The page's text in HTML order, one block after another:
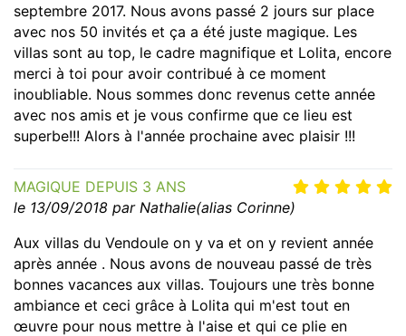
septembre 2017. Nous avons passé 2 jours sur place
avec nos 50 invités et ça a été juste magique. Les
villas sont au top, le cadre magnifique et Lolita, encore
merci à toi pour avoir contribué à ce moment
inoubliable. Nous sommes donc revenus cette année
avec nos amis et je vous confirme que ce lieu est
superbe!!! Alors à l'année prochaine avec plaisir !!!
MAGIQUE DEPUIS 3 ANS
le 13/09/2018 par Nathalie(alias Corinne)
Aux villas du Vendoule on y va et on y revient année
après année . Nous avons de nouveau passé de très
bonnes vacances aux villas. Toujours une très bonne
ambiance et ceci grâce à Lolita qui m'est tout en
œuvre pour nous mettre à l'aise et qui ce plie en